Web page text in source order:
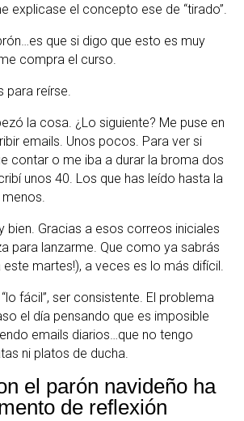
explicase el concepto ese de “tirado”.
que si digo que esto es muy
compra el curso.
para reírse.
la cosa. ¿Lo siguiente? Me puse en
emails. Unos pocos. Para ver si
contar o me iba a durar la broma dos
unos 40. Los que has leído hasta la
bien. Gracias a esos correos iniciales
para lanzarme. Que como ya sabrás
este martes!), a veces es lo más difícil.
fácil”, ser consistente. El problema
el día pensando que es imposible
emails diarios…que no tengo
ni platos de ducha.
el parón navideño ha
de reflexión